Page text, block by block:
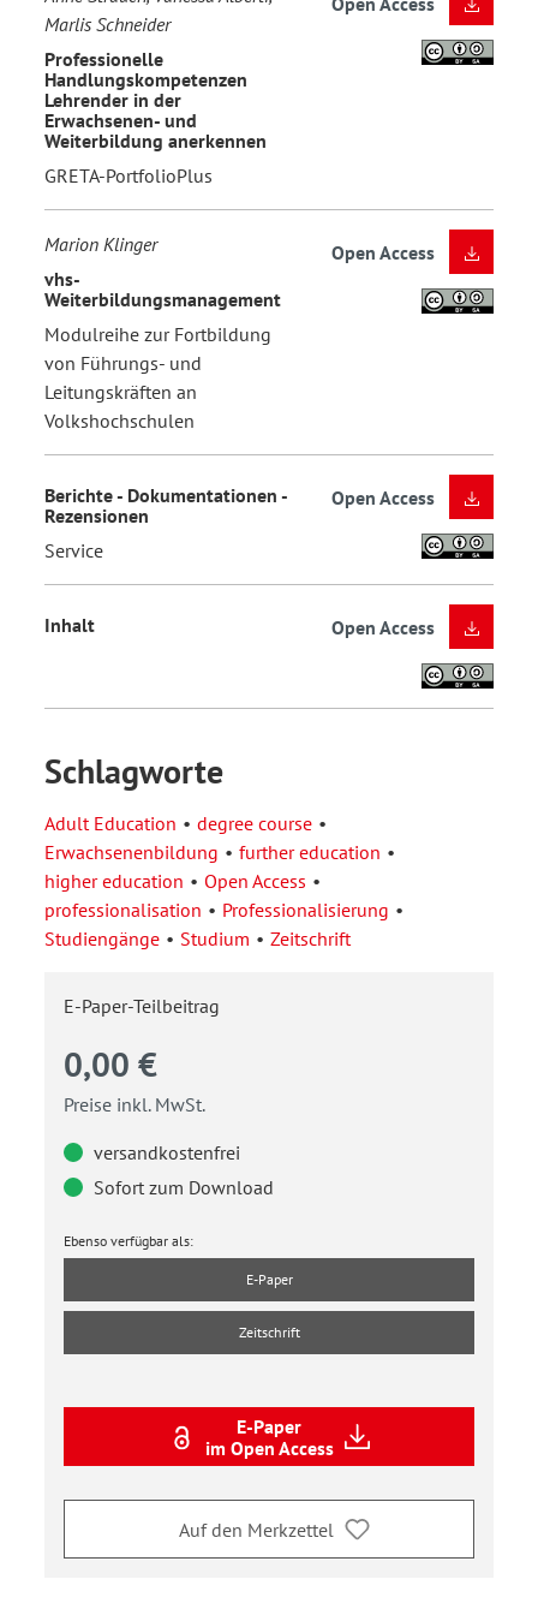
Marlis Schneider
Professionelle
Handlungskompetenzen
Lehrender in der
Erwachsenen- und
Weiterbildung anerkennen
GRETA-PortfolioPlus
Marion Klinger
vhs-
Weiterbildungsmanagement
Modulreihe zur Fortbildung
von Führungs- und
Leitungskräften an
Volkshochschulen
Open Access
Berichte - Dokumentationen -
Rezensionen
Service
Open Access
Inhalt Open Access
Schlagworte
Adult Education
degree course
Erwachsenenbildung
further education
higher education
Open Access
professionalisation
Professionalisierung
Studiengänge
Studium Zeitschrift
E-Paper-Teilbeitrag
0,00 €
Preise inkl. MwSt.
versandkostenfrei
Sofort zum Download
Ebenso verfügbar als:
E-Paper
Zeitschrift
E-Paper
im Open Access
Auf den Merkzettel